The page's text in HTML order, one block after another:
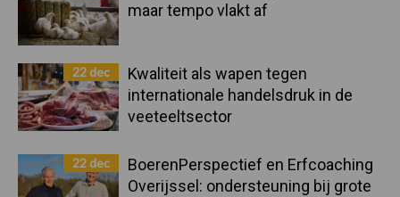
maar tempo vlakt af
22 dec
Kwaliteit als wapen tegen
internationale handelsdruk in de
veeteeltsector
22 dec
BoerenPerspectief en Erfcoaching
Overijssel: ondersteuning bij grote